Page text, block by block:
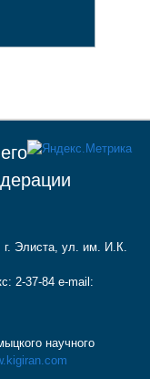
Элиста, ул. им. И.К.
2-37-84 e-mail:
научного